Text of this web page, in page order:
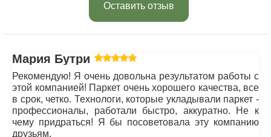
Оставить отзыв
Мария Бутрим
Рекомендую! Я очень довольна результатом работы с
этой компанией! Паркет очень хорошего качества, все
в срок, четко. Технологи, которые укладывали паркет -
профессионалы, работали быстро, аккуратно. Не к
чему придраться! Я бы посоветовала эту компанию
друзьям.